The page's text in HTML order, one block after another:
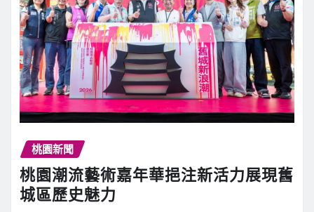
桃園新聞
桃園潮流藝術嘉年華挹注新活力展現舊
城區歷史魅力